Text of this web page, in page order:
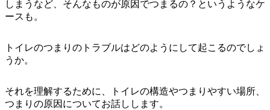
しまうなど、そんなものが原因でつまるの？というようなケ
ースも。
トイレのつまりのトラブルはどのようにして起こるのでしょ
うか。
それを理解するために、トイレの構造やつまりやすい場所、
つまりの原因についてお話しします。